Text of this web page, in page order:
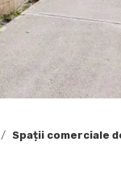
Spații comerciale